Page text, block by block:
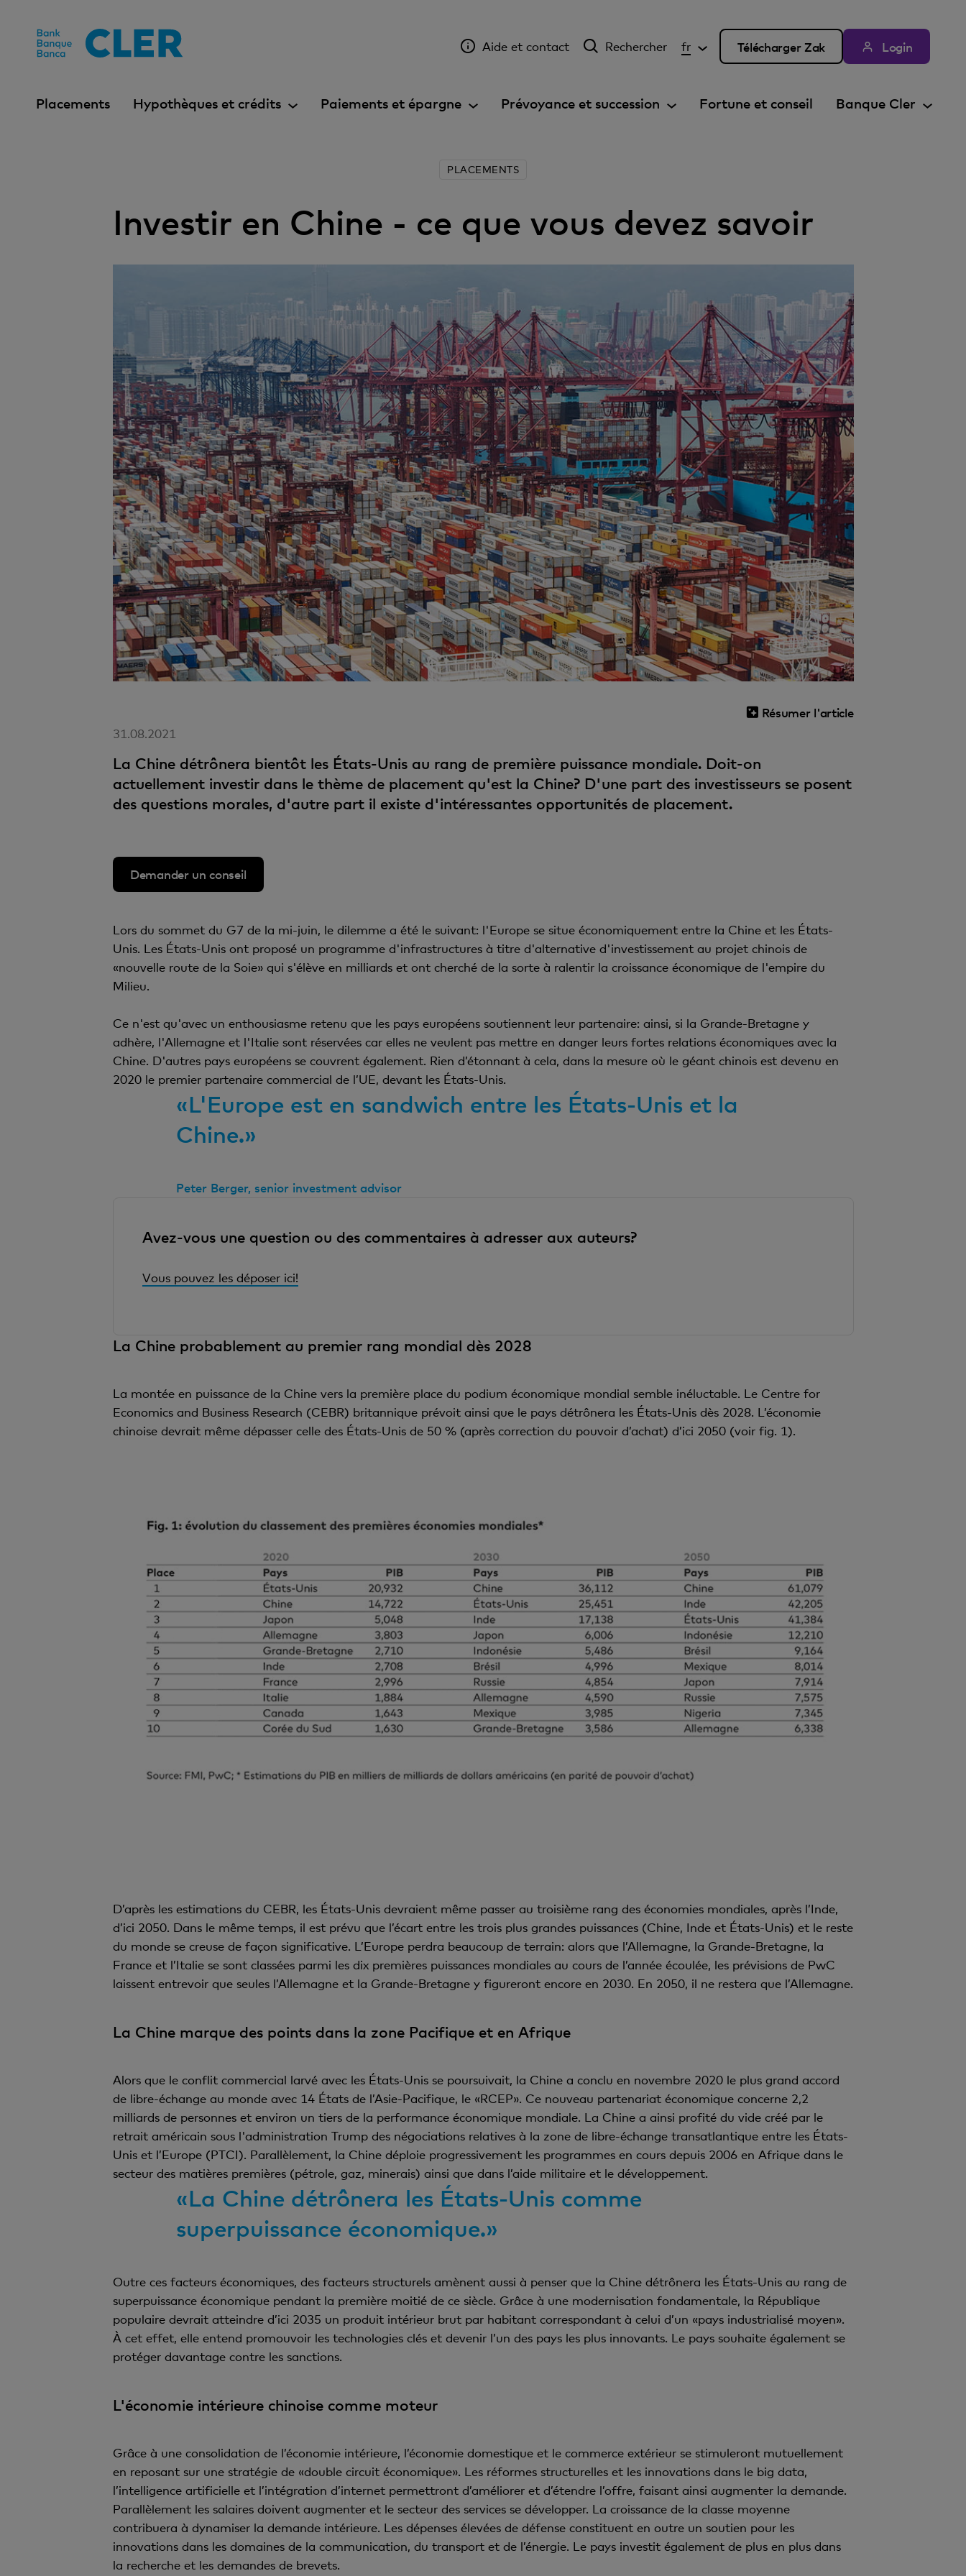
Aide et contact Rechercher fr Télécharger Zak Login
Placements Hypothèques et crédits Paiements et épargne Prévoyance et succession Fortune et conseil Banque Cler
PLACEMENTS
Investir en Chine - ce que vous devez savoir
Résumer l'article
31.08.2021
La Chine détrônera bientôt les États-Unis au rang de première puissance mondiale. Doit-on
actuellement investir dans le thème de placement qu'est la Chine? D'une part des investisseurs se posent
des questions morales, d'autre part il existe d'intéressantes opportunités de placement.
Demander un conseil
Lors du sommet du G7 de la mi-juin, le dilemme a été le suivant: l'Europe se situe économiquement entre la Chine et les États-
Unis. Les États-Unis ont proposé un programme d'infrastructures à titre d'alternative d'investissement au projet chinois de
«nouvelle route de la Soie» qui s'élève en milliards et ont cherché de la sorte à ralentir la croissance économique de l'empire du
Milieu.
Ce n'est qu'avec un enthousiasme retenu que les pays européens soutiennent leur partenaire: ainsi, si la Grande-Bretagne y
adhère, l'Allemagne et l'Italie sont réservées car elles ne veulent pas mettre en danger leurs fortes relations économiques avec la
Chine. D'autres pays européens se couvrent également. Rien d’étonnant à cela, dans la mesure où le géant chinois est devenu en
2020 le premier partenaire commercial de l’UE, devant les États-Unis.
«L'Europe est en sandwich entre les États-Unis et la
Chine.»
Peter Berger, senior investment advisor
Avez-vous une question ou des commentaires à adresser aux auteurs?
Vous pouvez les déposer ici!
La Chine probablement au premier rang mondial dès 2028
La montée en puissance de la Chine vers la première place du podium économique mondial semble inéluctable. Le Centre for
Economics and Business Research (CEBR) britannique prévoit ainsi que le pays détrônera les États-Unis dès 2028. L’économie
chinoise devrait même dépasser celle des États-Unis de 50 % (après correction du pouvoir d’achat) d’ici 2050 (voir fig. 1).
D’après les estimations du CEBR, les États-Unis devraient même passer au troisième rang des économies mondiales, après l’Inde,
d’ici 2050. Dans le même temps, il est prévu que l’écart entre les trois plus grandes puissances (Chine, Inde et États-Unis) et le reste
du monde se creuse de façon significative. L’Europe perdra beaucoup de terrain: alors que l’Allemagne, la Grande-Bretagne, la
France et l’Italie se sont classées parmi les dix premières puissances mondiales au cours de l’année écoulée, les prévisions de PwC
laissent entrevoir que seules l’Allemagne et la Grande-Bretagne y figureront encore en 2030. En 2050, il ne restera que l’Allemagne.
La Chine marque des points dans la zone Pacifique et en Afrique
Alors que le conflit commercial larvé avec les États-Unis se poursuivait, la Chine a conclu en novembre 2020 le plus grand accord
de libre-échange au monde avec 14 États de l’Asie-Pacifique, le «RCEP». Ce nouveau partenariat économique concerne 2,2
milliards de personnes et environ un tiers de la performance économique mondiale. La Chine a ainsi profité du vide créé par le
retrait américain sous l'administration Trump des négociations relatives à la zone de libre-échange transatlantique entre les États-
Unis et l’Europe (PTCI). Parallèlement, la Chine déploie progressivement les programmes en cours depuis 2006 en Afrique dans le
secteur des matières premières (pétrole, gaz, minerais) ainsi que dans l’aide militaire et le développement.
«La Chine détrônera les États-Unis comme
superpuissance économique.»
Outre ces facteurs économiques, des facteurs structurels amènent aussi à penser que la Chine détrônera les États-Unis au rang de
superpuissance économique pendant la première moitié de ce siècle. Grâce à une modernisation fondamentale, la République
populaire devrait atteindre d’ici 2035 un produit intérieur brut par habitant correspondant à celui d’un «pays industrialisé moyen».
À cet effet, elle entend promouvoir les technologies clés et devenir l’un des pays les plus innovants. Le pays souhaite également se
protéger davantage contre les sanctions.
L'économie intérieure chinoise comme moteur
Grâce à une consolidation de l’économie intérieure, l’économie domestique et le commerce extérieur se stimuleront mutuellement
en reposant sur une stratégie de «double circuit économique». Les réformes structurelles et les innovations dans le big data,
l’intelligence artificielle et l’intégration d’internet permettront d’améliorer et d’étendre l’offre, faisant ainsi augmenter la demande.
Parallèlement les salaires doivent augmenter et le secteur des services se développer. La croissance de la classe moyenne
contribuera à dynamiser la demande intérieure. Les dépenses élevées de défense constituent en outre un soutien pour les
innovations dans les domaines de la communication, du transport et de l’énergie. Le pays investit également de plus en plus dans
la recherche et les demandes de brevets.